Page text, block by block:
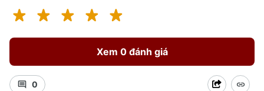
Xem 0 đánh giá
0